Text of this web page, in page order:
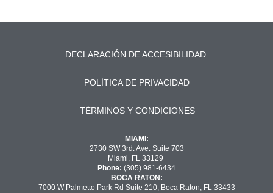
DECLARACIÓN DE ACCESIBILIDAD
POLÍTICA DE PRIVACIDAD
TÉRMINOS Y CONDICIONES
MIAMI:
2730 SW 3rd. Ave. Suite 703
Miami, FL 33129
Phone: (305) 981-6434
BOCA RATON:
7000 W Palmetto Park Rd Suite 210, Boca Raton, FL 33433